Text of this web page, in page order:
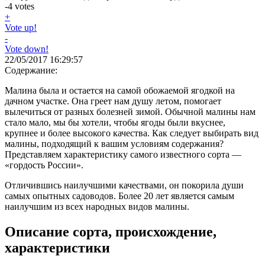
-4 votes
+
Vote up!
-
Vote down!
22/05/2017 16:29:57
Содержание:
Малина была и остается на самой обожаемой ягодкой на
дачном участке. Она греет нам душу летом, помогает
вылечиться от разных болезней зимой. Обычной малины нам
стало мало, мы бы хотели, чтобы ягоды были вкуснее,
крупнее и более высокого качества. Как следует выбирать вид
малины, подходящий к вашим условиям содержания?
Представляем характеристику самого известного сорта —
«гордость России».
Отличившись наилучшими качествами, он покорила души
самых опытных садоводов. Более 20 лет является самым
наилучшим из всех народных видов малины.
Описание сорта, происхождение,
характеристики